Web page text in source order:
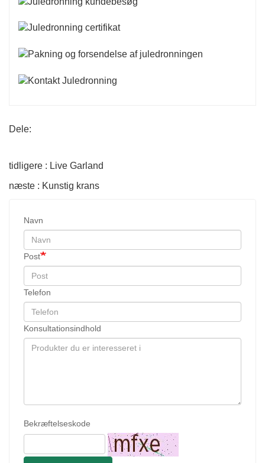
Dele:
tidligere : Live Garland
næste : Kunstig krans
Navn
Post
Telefon
Konsultationsindhold
Bekræftelseskode